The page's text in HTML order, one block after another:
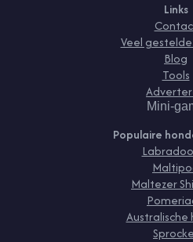
Links
Veel
Blog
Tools
Mini-
Populaire
Maltezer
Australische